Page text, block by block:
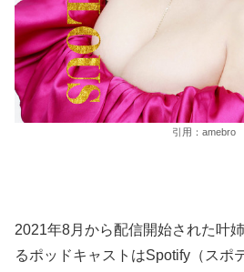
引用：amebro
2021年8月から配信開始された叶
るポッドキャストはSpotify（スポ